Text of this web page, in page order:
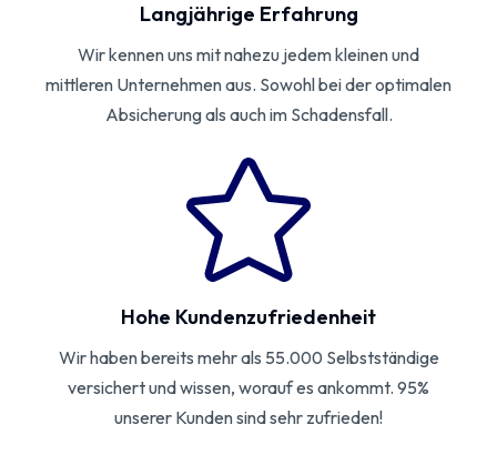
Langjährige Erfahrung
Wir kennen uns mit nahezu jedem kleinen und
mittleren Unternehmen aus. Sowohl bei der optimalen
Absicherung als auch im Schadensfall.
Hohe Kundenzufriedenheit
Wir haben bereits mehr als 55.000 Selbstständige
versichert und wissen, worauf es ankommt. 95%
unserer Kunden sind sehr zufrieden!